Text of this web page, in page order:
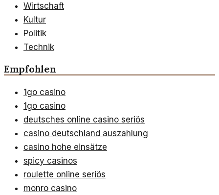
Wirtschaft
Kultur
Politik
Technik
Empfohlen
1go casino
1go casino
deutsches online casino seriös
casino deutschland auszahlung
casino hohe einsätze
spicy casinos
roulette online seriös
monro casino